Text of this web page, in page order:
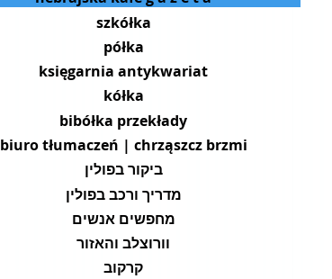
szkółka
półka
księgarnia antykwariat
kółka
bibółka przekłady
biuro tłumaczeń | chrząszcz brzmi
ביקור בפולין
מדריך ורכב בפולין
מחפשים אנשים
וורוצלב והאזור
קרקוב